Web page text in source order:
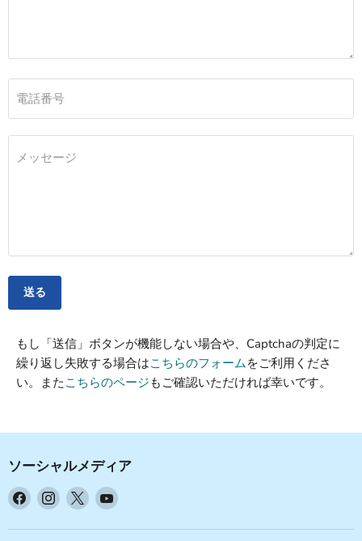
電話番号
メッセージ
送る
もし「送信」ボタンが機能しない場合や、Captchaの判定に
繰り返し失敗する場合はこちらのフォームをご利用くださ
い。またこちらのページ もご確認いただければ幸いです。
ソーシャルメディア
Facebook
見
Instagram
見
X
見
YouTube
見